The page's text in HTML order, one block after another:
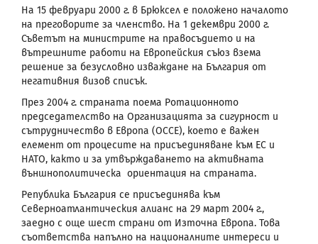
На 15 февруари 2000 г. в Брюксел е положено началото
на преговорите за членство. На 1 декември 2000 г.
Съветът на министрите на правосъдието и на
вътрешните работи на Европейския съюз взема
решение за безусловно изваждане на България от
негативния визов списък.
През 2004 г. страната поема Ротационното
председателство на Организацията за сигурност и
сътрудничество в Европа (ОССЕ), което е важен
елемент от процесите на присъединяване към ЕС и
НАТО, както и за утвърждаването на активната
външнополитическа ориентация на страната.
Република България се присъединява към
Северноатлантическия алианс на 29 март 2004 г.,
заедно с още шест страни от Източна Европа. Това
съответства напълно на националните интереси и